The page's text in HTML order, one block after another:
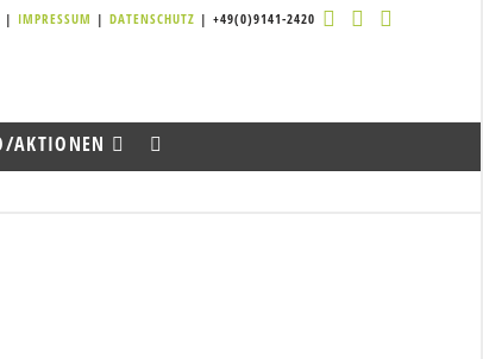
| IMPRESSUM | DATENSCHUTZ | +49(0)9141-2420
AKTIONEN